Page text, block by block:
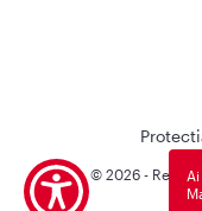
© 2026 -